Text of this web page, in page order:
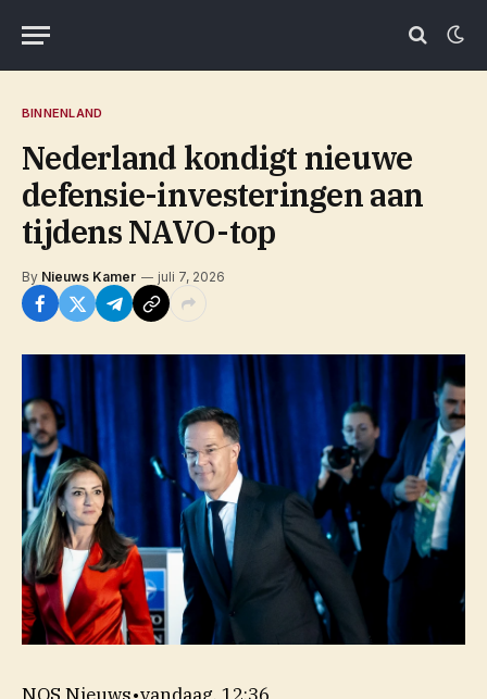
BINNENLAND
Nederland kondigt nieuwe
defensie-investeringen aan
tijdens NAVO-top
By Nieuws Kamer juli 7, 2026